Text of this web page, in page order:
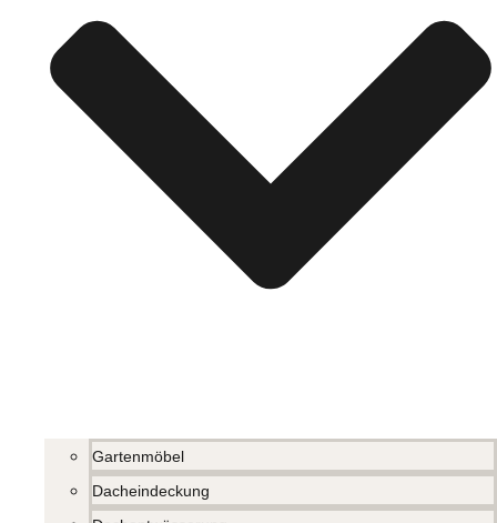
Gartenmöbel
Dacheindeckung